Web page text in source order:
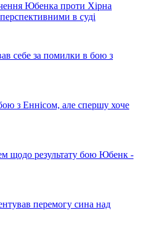
Юбенка проти Хірна
в суді
себе за помилки в бою з
з Еннісом, але спершу хоче
щодо результату бою Юбенк -
перемогу сина над